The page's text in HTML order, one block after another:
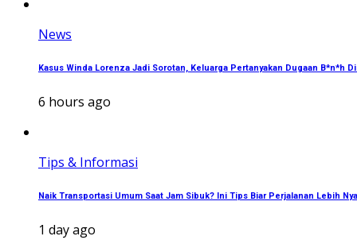
News
Kasus Winda Lorenza Jadi Sorotan, Keluarga Pertanyakan Dugaan B*n*h
6 hours ago
Tips & Informasi
Naik Transportasi Umum Saat Jam Sibuk? Ini Tips Biar Perjalanan Lebih
1 day ago